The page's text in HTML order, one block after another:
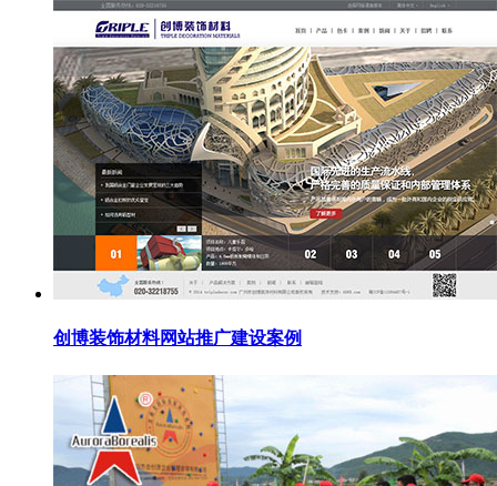
创博装饰材料网站推广建设案例